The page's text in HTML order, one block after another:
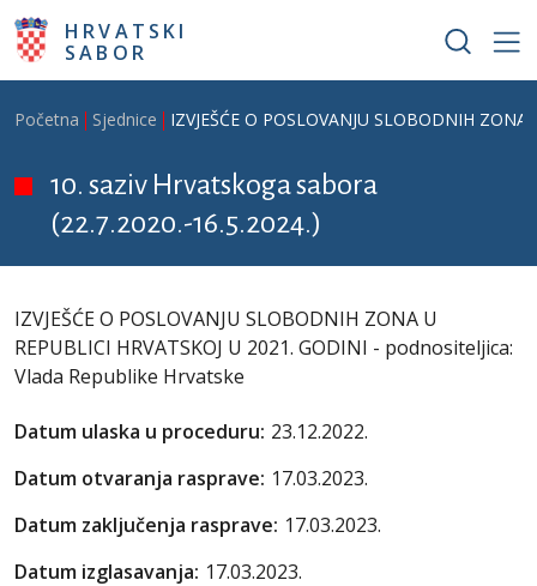
Skoči na glavni sadržaj
HRVATSKI
SABOR
Breadcrumb
Početna Sjednice IZVJEŠĆE O POSLOVANJU SLOBODNIH
10. saziv Hrvatskoga sabora
(22.7.2020.-16.5.2024.)
IZVJEŠĆE O POSLOVANJU SLOBODNIH ZONA U
REPUBLICI HRVATSKOJ U 2021. GODINI - podnositeljica:
Vlada Republike Hrvatske
Datum ulaska u proceduru: 23.12.2022.
Datum otvaranja rasprave: 17.03.2023.
Datum zaključenja rasprave: 17.03.2023.
Datum izglasavanja: 17.03.2023.